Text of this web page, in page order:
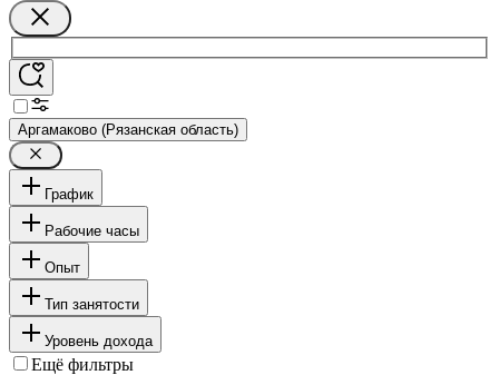
Аргамаково (Рязанская область)
График
Рабочие часы
Опыт
Тип занятости
Уровень дохода
Ещё фильтры